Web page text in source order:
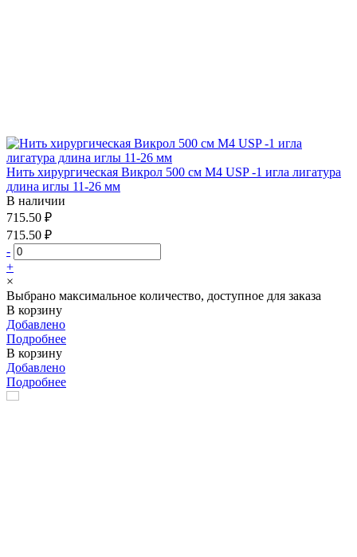
Нить хирургическая Викрол 500 см М4 USP -1 игла лигатура
длина иглы 11-26 мм
В наличии
715.50 ₽
715.50 ₽
-
+
×
Выбрано максимальное количество, доступное для заказа
В корзину
Добавлено
Подробнее
В корзину
Добавлено
Подробнее